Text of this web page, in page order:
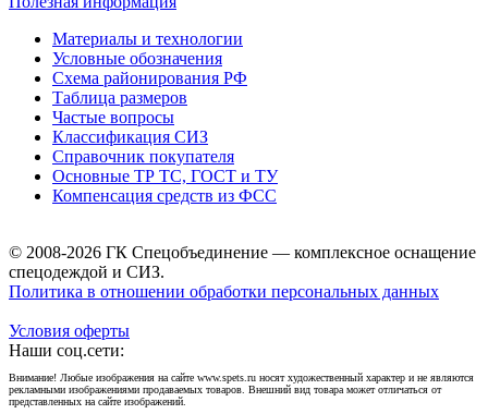
Материалы и технологии
Условные обозначения
Схема районирования РФ
Таблица размеров
Частые вопросы
Классификация СИЗ
Справочник покупателя
Основные ТР ТС, ГОСТ и ТУ
Компенсация средств из ФСС
© 2008-2026 ГК Спецобъединение — комплексное оснащение
спецодеждой и СИЗ.
Политика в отношении обработки персональных данных
Условия оферты
Наши соц.сети:
Внимание! Любые изображения на сайте www.spets.ru носят художественный характер и не являются
рекламными изображениями продаваемых товаров. Внешний вид товара может отличаться от
представленных на сайте изображений.